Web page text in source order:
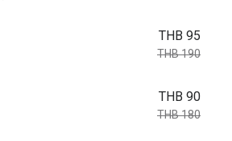
THB 95
THB 190
THB 90
THB 180